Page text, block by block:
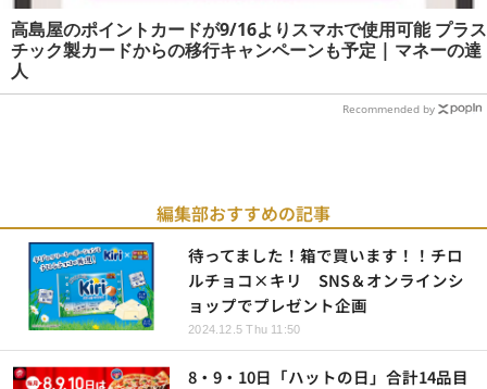
高島屋のポイントカードが9/16よりスマホで使用可能 プラス
チック製カードからの移行キャンペーンも予定 | マネーの達
人
Recommended by
編集部おすすめの記事
待ってました！箱で買います！！チロ
ルチョコ×キリ SNS＆オンラインシ
ョップでプレゼント企画
2024.12.5 Thu 11:50
8・9・10日「ハットの日」合計14品目